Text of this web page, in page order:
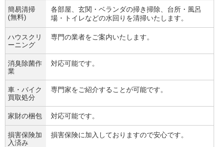
簡易清掃
(無料)
各部屋、玄関・ベランダの掃き掃除、台所・風呂
場・トイレなどの水回りを清掃いたします。
ハウスクリ
ーニング
専門の業者をご案内いたします。
消臭除菌作
業
対応可能です。
車・バイク
買取処分
専門家をご紹介することが可能です。
家財の梱包 対応可能です。
損害保険加
入済み
損害保険に加入しておりますので安心です。